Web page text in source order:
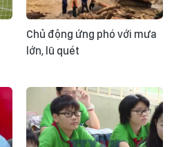
Chủ động ứng phó với mưa
lớn, lũ quét